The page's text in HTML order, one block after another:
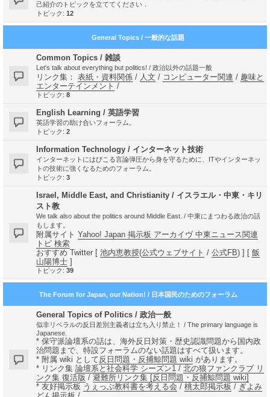
己紹介のトピックを立ててください．
トピック: 12
General Topics / 一般的な話題
Common Topics / 雑談
Let's talk about everything but politics! / 政治以外の話題一般
リンク集： 表紙・資料関係 / 人文 / コンピューター関連 / 趣味と
エンターテインメント /
トピック: 8
English Learning / 英語学習
英語学習の助け合いフォーラム。
トピック: 2
Information Technology / インターネット技術
インターネットにはびこる言論弾圧から身を守るために、ITやインターネッ
トの技術に強くなるためのフォーラム。
トピック: 3
Israel, Middle East, and Christianity / イスラエル・中東・キリ
スト教
We talk also about the politics around Middle East. / 中東にまつわる政治の話
もします。
附属サイト Yahoo! Japan 掲示板 アーカイヴ 中東ニュース関連
トピ 検索
おすすめ Twitter [ 池内恵教授(公式ウェブサイト / 公式FB) ] [ 飯
山陽博士 ]
トピック: 39
The Forum for Japan, our Nation! / 日本国民のためのフォーラム
General Topics of Politics / 政治一般
似非リベラルの反日差別主義者は立ち入り禁止！ / The primary language is
Japanese.
* 保守派論壇系の話は、海外反日対策・歴史認識問題から国内政
治問題まで、特設フォーラムのない話題はすべて扱います。
* 附属 wiki として反日問題・反捕鯨問題 wiki があります。
* リンク集 論壇系と社会科学 シーズン1 / 北の狼ファンクラブ リ
ンク集 復活版 / 避難所リンク集 [反日問題・反捕鯨問題 wiki]
* 友好掲示板 うぇっぶ教科書を考える会 / 桃太郎掲示板 / ぎよみ